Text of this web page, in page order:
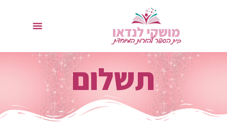
תשלום